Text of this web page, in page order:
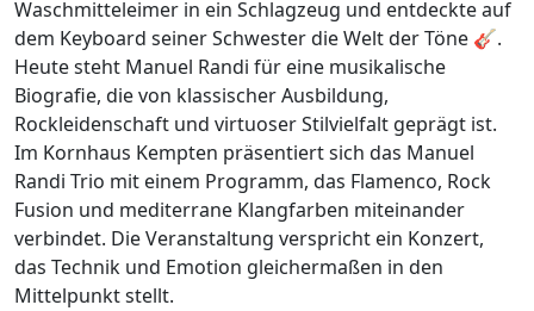
Waschmitteleimer in ein Schlagzeug und entdeckte auf
dem Keyboard seiner Schwester die Welt der Töne 🎸.
Heute steht Manuel Randi für eine musikalische
Biografie, die von klassischer Ausbildung,
Rockleidenschaft und virtuoser Stilvielfalt geprägt ist.
Im Kornhaus Kempten präsentiert sich das Manuel
Randi Trio mit einem Programm, das Flamenco, Rock
Fusion und mediterrane Klangfarben miteinander
verbindet. Die Veranstaltung verspricht ein Konzert,
das Technik und Emotion gleichermaßen in den
Mittelpunkt stellt.